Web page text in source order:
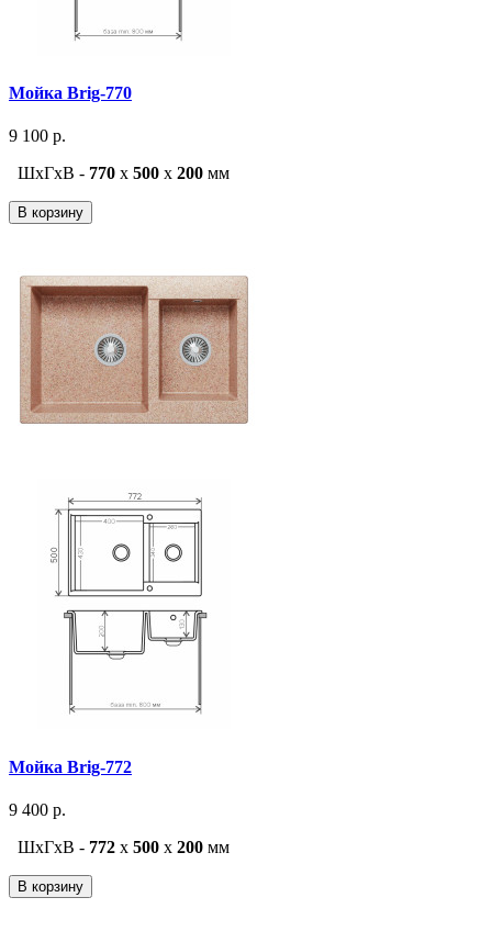
Мойка Brig-770
9 100 р.
ШxГxВ - 770 x 500 x 200 мм
В корзину
Мойка Brig-772
9 400 р.
ШxГxВ - 772 x 500 x 200 мм
В корзину